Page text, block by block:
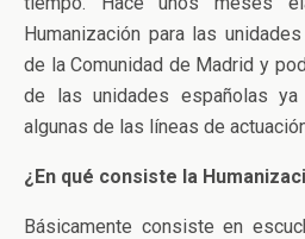
Humanización para las
de la Comunidad de Madrid y
de las unidades españolas
algunas de las líneas de
¿En qué consiste la
Básicamente consiste en